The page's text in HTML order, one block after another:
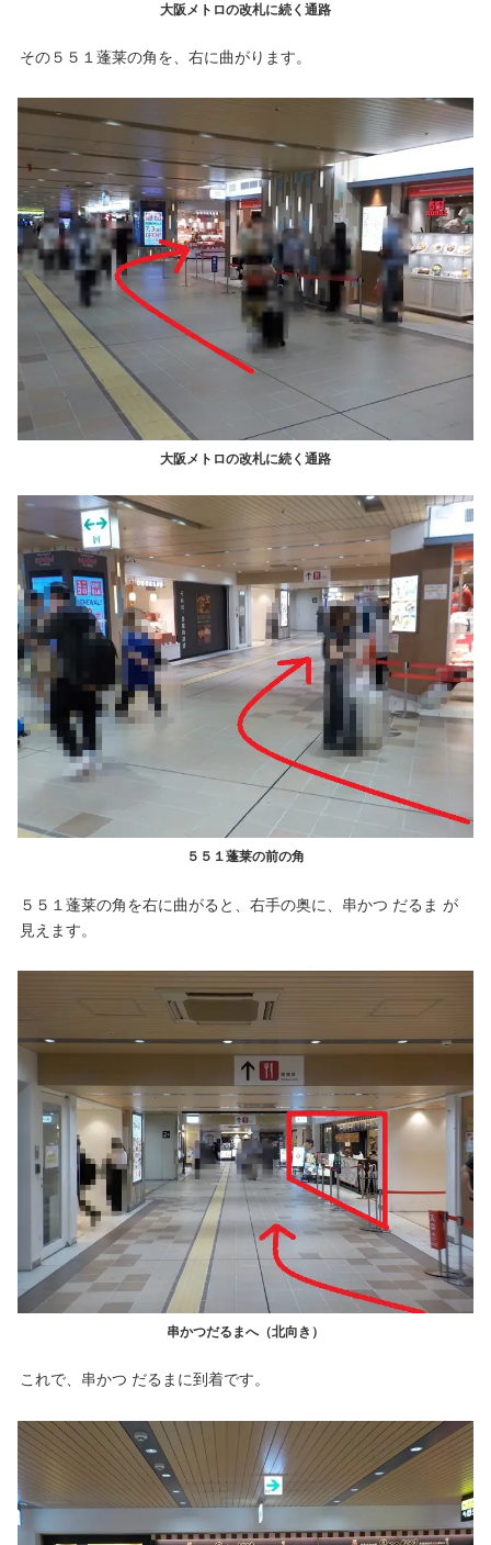
大阪メトロの改札に続く通路
その５５１蓬莱の角を、右に曲がります。
大阪メトロの改札に続く通路
５５１蓬莱の前の角
５５１蓬莱の角を右に曲がると、右手の奥に、串かつ だるま が
見えます。
串かつだるまへ（北向き）
これで、串かつ だるまに到着です。